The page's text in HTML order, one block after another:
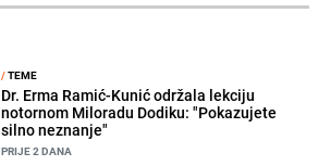
/TEME
Dr. Erma Ramić-Kunić održala lekciju
notornom Miloradu Dodiku: "Pokazujete
silno neznanje"
PRIJE 2 DANA